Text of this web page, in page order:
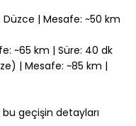
| Mesafe: ~50 km
~65 km | Süre: 40 dk
| Mesafe: ~85 km |
bu geçişin detayları